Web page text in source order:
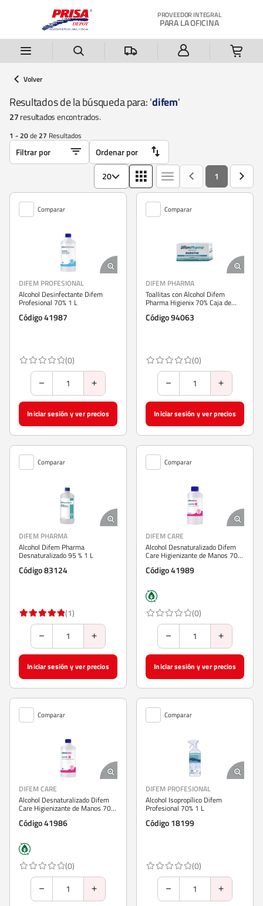
PROVEEDOR INTEGRAL
PARA LA OFICINA
Volver
Resultados de la búsqueda para: 'difem'
27resultados encontrados.
1 - 20de27 Resultados
20 1
Comparar
DIFEM PROFESIONAL
Alcohol Desinfectante Difem
Profesional 70% 1 L
Código 41987
(0)
Iniciar sesión y ver precios
Comparar
DIFEM PHARMA
Toallitas con Alcohol Difem
Pharma Higienix 70% Caja de
100 Unidades
Código 94063
(0)
Iniciar sesión y ver precios
Comparar
DIFEM PHARMA
Alcohol Difem Pharma
Desnaturalizado 95 % 1 L
Código 83124
(1)
Iniciar sesión y ver precios
Comparar
DIFEM CARE
Alcohol Desnaturalizado Difem
Care Higienizante de Manos 70%
Código 41989
(0)
Iniciar sesión y ver precios
Comparar
DIFEM CARE
Alcohol Desnaturalizado Difem
Care Higienizante de Manos 70%
Código 41986
(0)
Comparar
DIFEM PROFESIONAL
Alcohol Isopropílico Difem
Profesional 70% 1 L
Código 18199
(0)